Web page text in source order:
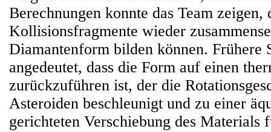
Berechnungen konnte das Team zeigen,
Kollisionsfragmente wieder
Diamantenform bilden können. Frühere
angedeutet, dass die Form auf einen
zurückzuführen ist, der die
Asteroiden beschleunigt und zu einer
gerichteten Verschiebung des Materials